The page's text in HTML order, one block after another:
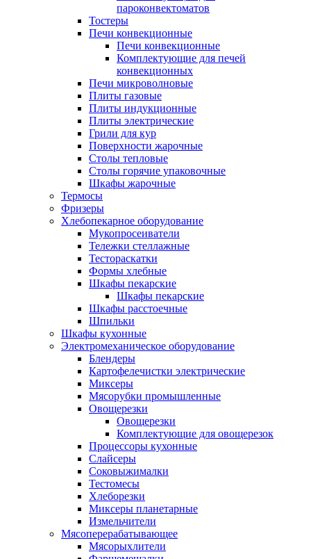
пароконвектоматов
Тостеры
Печи конвекционные
Печи конвекционные
Комплектующие для печей
конвекционных
Печи микроволновые
Плиты газовые
Плиты индукционные
Плиты электрические
Грили для кур
Поверхности жарочные
Столы тепловые
Столы горячие упаковочные
Шкафы жарочные
Термосы
Фризеры
Хлебопекарное оборудование
Мукопросеиватели
Тележки стеллажные
Тестораскатки
Формы хлебные
Шкафы пекарские
Шкафы пекарские
Шкафы расстоечные
Шпильки
Шкафы кухонные
Электромеханическое оборудование
Блендеры
Картофелечистки электрические
Миксеры
Мясорубки промышленные
Овощерезки
Овощерезки
Комплектующие для овощерезок
Процессоры кухонные
Слайсеры
Соковыжималки
Тестомесы
Хлеборезки
Миксеры планетарные
Измельчители
Мясоперерабатывающее
Мясорыхлители